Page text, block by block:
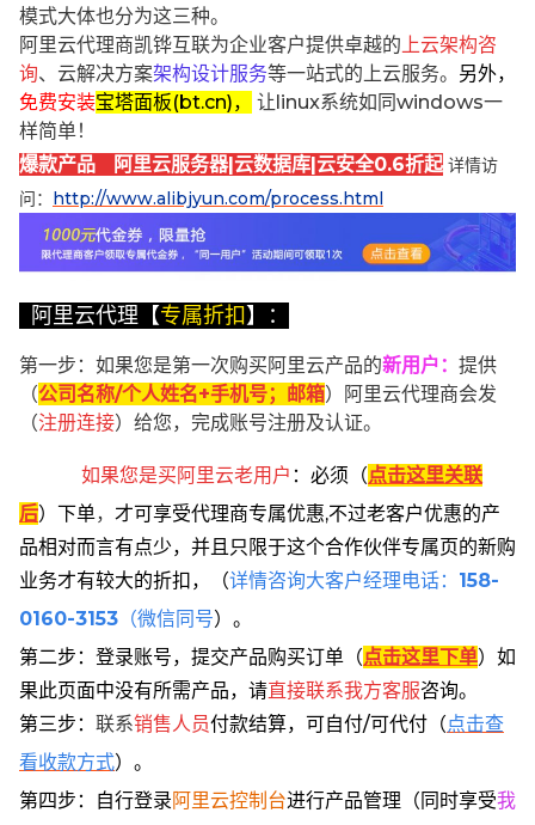
模式大体也分为这三种。
阿里云代理商凯铧互联为企业客户提供卓越的 上云架构咨
询、云解决方案架构设计服务等一站式的上云服务。 另外，
免费安装宝塔面板(bt.cn)，
让linux系统如同windows一
样简单！
爆款产品 阿里云服务器|云数据库|云安全0.6折起 详情访
问： http://www.alibjyun.com/process.html
阿里云代理【专属折扣】：
第一步：如果您是第一次购买阿里云产品的新用户 ： 提供
（公司名称/个人姓名+手机号；邮箱）阿里云代理商会发
（注册连接）给您，完成账号注册及认证。
如果您是买阿里云老用户 ： 必须 （点击这里关联
后） 下单， 才可享受代理商专属优惠,不过老客户优惠的产
品相对而言有点少，并且只限于这个合作伙伴专属页的新购
业务才有较大的折扣，
（详情咨询大客户经理电话： 158-
0160-3153 （微信同号）。
第二步：登录账号，提交产品购买订单（点击这里下单） 如
果此页面中没有所需产品，请直接联系我方客服咨询。
第三步： 联系销售人员付款结算，可自付/可代付（点击查
看收款方式）。
第四步：自行登录阿里云控制台进行产品管理（同时享受我